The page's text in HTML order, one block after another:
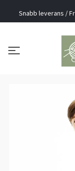
Snabb leverans /